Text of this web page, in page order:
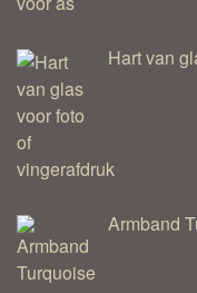
Hart van
Armband